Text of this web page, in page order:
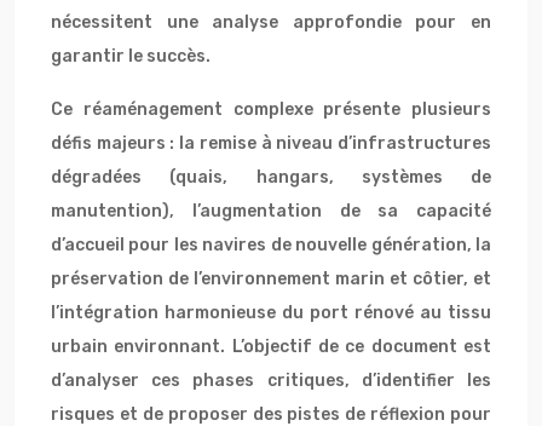
nécessitent une analyse approfondie pour en
garantir le succès.
Ce réaménagement complexe présente plusieurs
défis majeurs : la remise à niveau d’infrastructures
dégradées (quais, hangars, systèmes de
manutention), l’augmentation de sa capacité
d’accueil pour les navires de nouvelle génération, la
préservation de l’environnement marin et côtier, et
l’intégration harmonieuse du port rénové au tissu
urbain environnant. L’objectif de ce document est
d’analyser ces phases critiques, d’identifier les
risques et de proposer des pistes de réflexion pour